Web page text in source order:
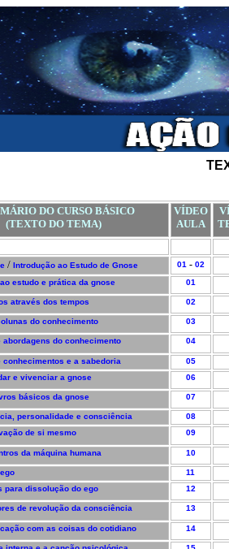
DO CURSO BÁSICO
(TEXTO DO TEMA)
VÍDEO
AULA
/ Introdução ao Estudo de Gnose 01-02
estudo e prática da gnose 01
através dos tempos 02
do conhecimento 03
abordagens do conhecimento 04
conhecimentos e a sabedoria 05
e vivenciar a gnose
06
básicos da gnose 07
personalidade e consciência 08
de si mesmo
09
da máquina humana 10
11
para dissolução do ego
12
de revolução da consciência 13
com as coisas do cotidiano 14